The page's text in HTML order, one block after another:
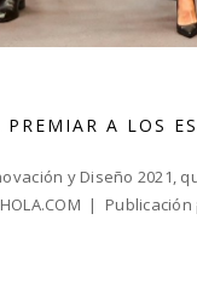
A LOS
y Diseño 2021,
HOLA.COM | Publicación